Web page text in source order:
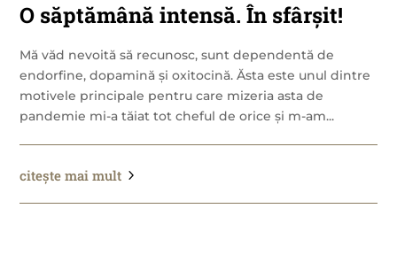
O săptămână intensă. În sfârșit!
Mă văd nevoită să recunosc, sunt dependentă de
endorfine, dopamină și oxitocină. Ăsta este unul dintre
motivele principale pentru care mizeria asta de
pandemie mi-a tăiat tot cheful de orice și m-am...
citește mai mult